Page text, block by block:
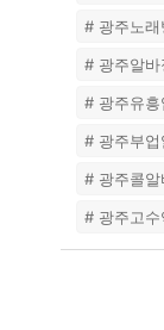
# 광주노래
# 광주알바
# 광주유
# 광주부업
# 광주콜알
# 광주고수